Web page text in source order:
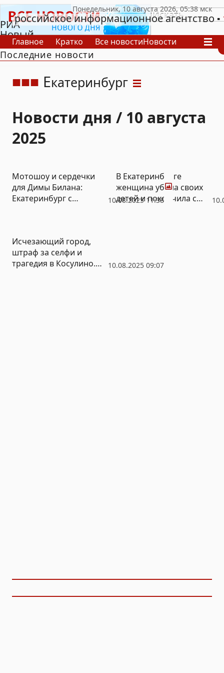
РИА
Новый
День
российское информационное агентство
Главное Кратко Все новостиНовости
В России
В мире
Последние новости
Екатеринбург
Новости дня / 10 августа
2025
10.08.2025 11:38
Мотошоу и сердечки
для Димы Билана:
Екатеринбург с
Фото
В Екатеринбурге
женщина убила своих
детей и покончила с
10.08.2025 09:07
Исчезающий город,
штраф за селфи и
трагедия в Косулино.